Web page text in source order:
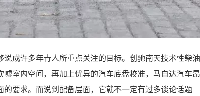
说成许多年青人所重点关注的目标。创驰南天技术性柴油
嘘室内空间，再加上优异的汽车底盘校准，马自达汽车昂
的要求。而说到配备层面，它就不一定有过多谈论话题